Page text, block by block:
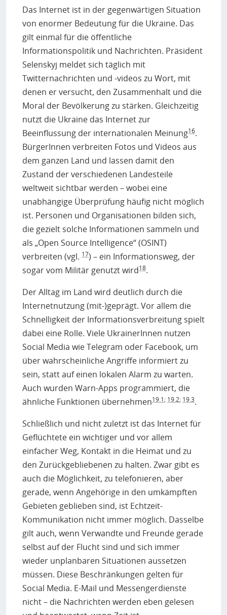
Das Internet ist in der gegenwärtigen Situation
von enormer Bedeutung für die Ukraine. Das
gilt einmal für die öffentliche
Informationspolitik und Nachrichten. Präsident
Selenskyj meldet sich täglich mit
Twitternachrichten und -videos zu Wort, mit
denen er versucht, den Zusammenhalt und die
Moral der Bevölkerung zu stärken. Gleichzeitig
nutzt die Ukraine das Internet zur
Beeinflussung der internationalen Meinung16.
BürgerInnen verbreiten Fotos und Videos aus
dem ganzen Land und lassen damit den
Zustand der verschiedenen Landesteile
weltweit sichtbar werden – wobei eine
unabhängige Überprüfung häufig nicht möglich
ist. Personen und Organisationen bilden sich,
die gezielt solche Informationen sammeln und
als „Open Source Intelligence“ (OSINT)
verbreiten (vgl. 17) – ein Informationsweg, der
sogar vom Militär genutzt wird18.
Der Alltag im Land wird deutlich durch die
Internetnutzung (mit-)geprägt. Vor allem die
Schnelligkeit der Informationsverbreitung spielt
dabei eine Rolle. Viele UkrainerInnen nutzen
Social Media wie Telegram oder Facebook, um
über wahrscheinliche Angriffe informiert zu
sein, statt auf einen lokalen Alarm zu warten.
Auch wurden Warn-Apps programmiert, die
ähnliche Funktionen übernehmen19.1; 19.2; 19.3.
Schließlich und nicht zuletzt ist das Internet für
Geflüchtete ein wichtiger und vor allem
einfacher Weg, Kontakt in die Heimat und zu
den Zurückgebliebenen zu halten. Zwar gibt es
auch die Möglichkeit, zu telefonieren, aber
gerade, wenn Angehörige in den umkämpften
Gebieten geblieben sind, ist Echtzeit-
Kommunikation nicht immer möglich. Dasselbe
gilt auch, wenn Verwandte und Freunde gerade
selbst auf der Flucht sind und sich immer
wieder unplanbaren Situationen aussetzen
müssen. Diese Beschränkungen gelten für
Social Media. E-Mail und Messengerdienste
nicht – die Nachrichten werden eben gelesen